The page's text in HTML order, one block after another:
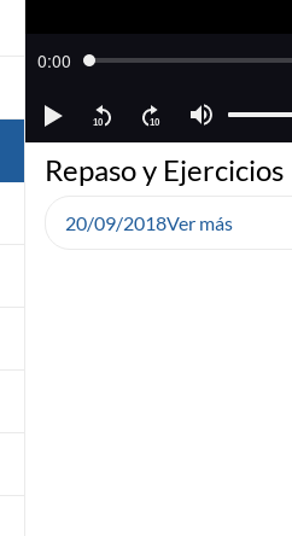
Repaso y Ejercicios
20/09/2018Ver más